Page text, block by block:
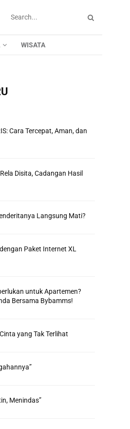
WISATA
Cara Tercepat, Aman, dan
Disita, Cadangan Hasil
Langsung Mati?
Paket Internet XL
untuk Apartemen?
Bersama Bybamms!
yang Tak Terlihat
Menindas”